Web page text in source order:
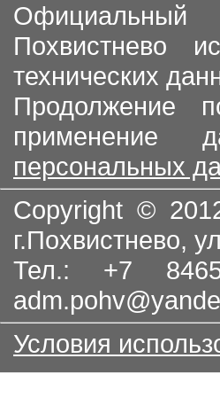
Официальный
Похвистнево
технических
Продолжение
применение
персональных
Copyright ©
г.Похвистнево,
Тел.: +7
Условия